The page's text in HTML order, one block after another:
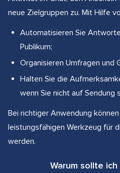
neue Zielgruppen zu. Mit Hilfe
Automatisieren Sie
Publikum;
Organisieren Umfragen und
Halten Sie die
wenn Sie nicht auf Sendung
Bei richtiger Anwendung
leistungsfähigen Werkzeug für
werden.
Warum sollte ich